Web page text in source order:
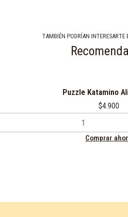
TAMBIÉN PODRÍAN INTERESARTE
Puzzle Katamino
$4.900
Comprar